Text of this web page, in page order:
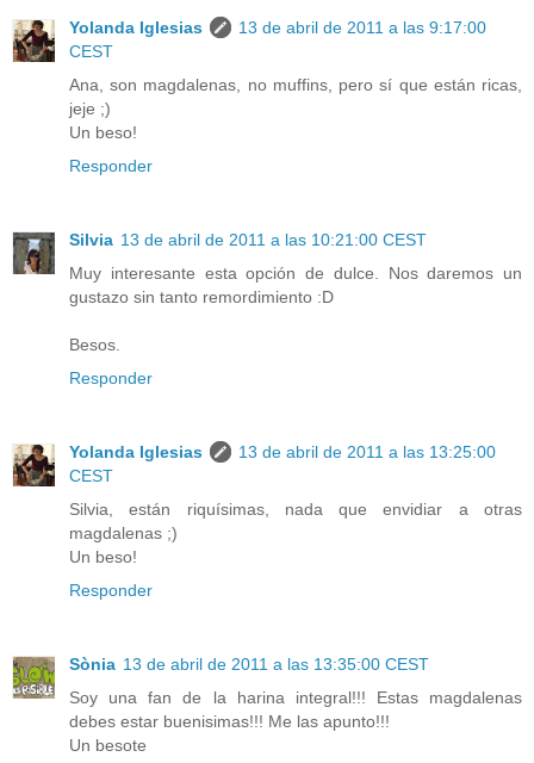
Yolanda Iglesias
13 de abril de 2011 a las 9:17:00
CEST
Ana, son magdalenas, no muffins, pero sí que están ricas,
jeje ;)
Un beso!
Responder
Silvia 13 de abril de 2011 a las 10:21:00 CEST
Muy interesante esta opción de dulce. Nos daremos un
gustazo sin tanto remordimiento :D
Besos.
Responder
Yolanda Iglesias
13 de abril de 2011 a las 13:25:00
CEST
Silvia, están riquísimas, nada que envidiar a otras
magdalenas ;)
Un beso!
Responder
Sònia 13 de abril de 2011 a las 13:35:00 CEST
Soy una fan de la harina integral!!! Estas magdalenas
debes estar buenisimas!!! Me las apunto!!!
Un besote